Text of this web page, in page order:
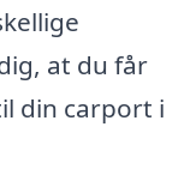
at du får
din carport i